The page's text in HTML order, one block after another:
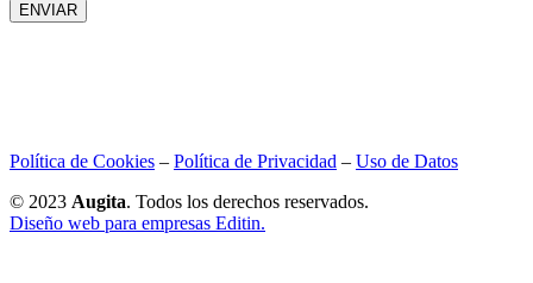
ENVIAR
Política de Cookies – Política de Privacidad – Uso de Datos
© 2023 Augita. Todos los derechos reservados.
Diseño web para empresas Editin.